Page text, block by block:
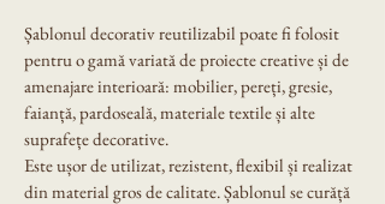
Șablonul decorativ reutilizabil poate fi folosit
pentru o gamă variată de proiecte creative și de
amenajare interioară: mobilier, pereți, gresie,
faianță, pardoseală, materiale textile și alte
suprafețe decorative.
Este ușor de utilizat, rezistent, flexibil și realizat
din material gros de calitate. Șablonul se curăță